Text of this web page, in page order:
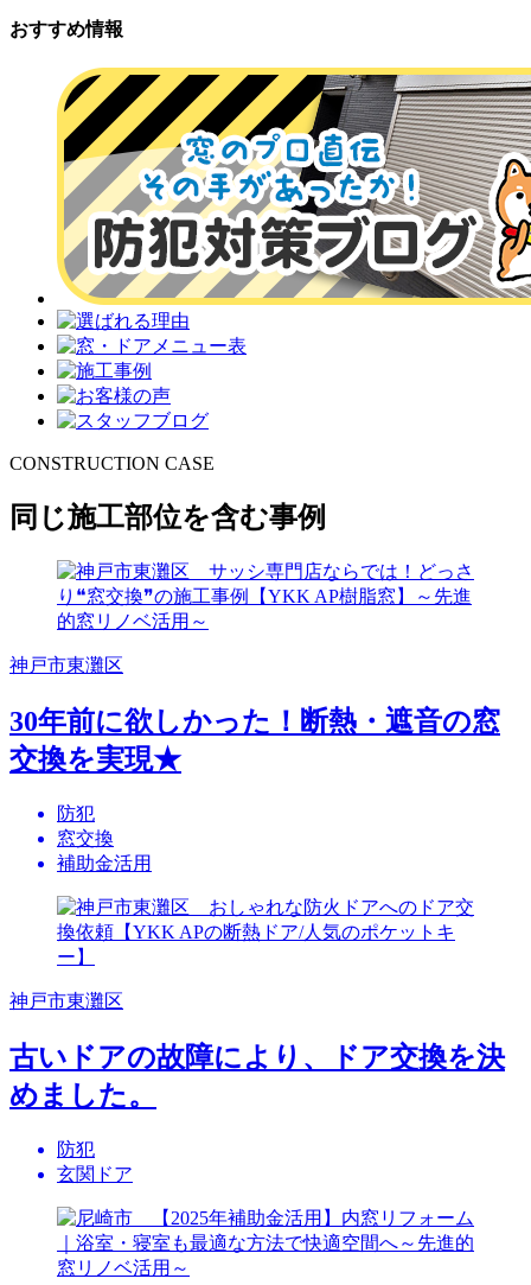
おすすめ情報
CONSTRUCTION CASE
同じ施工部位を含む事例
神戸市東灘区
30年前に欲しかった！断熱・遮音の窓
交換を実現★
防犯
窓交換
補助金活用
神戸市東灘区
古いドアの故障により、ドア交換を決
めました。
防犯
玄関ドア